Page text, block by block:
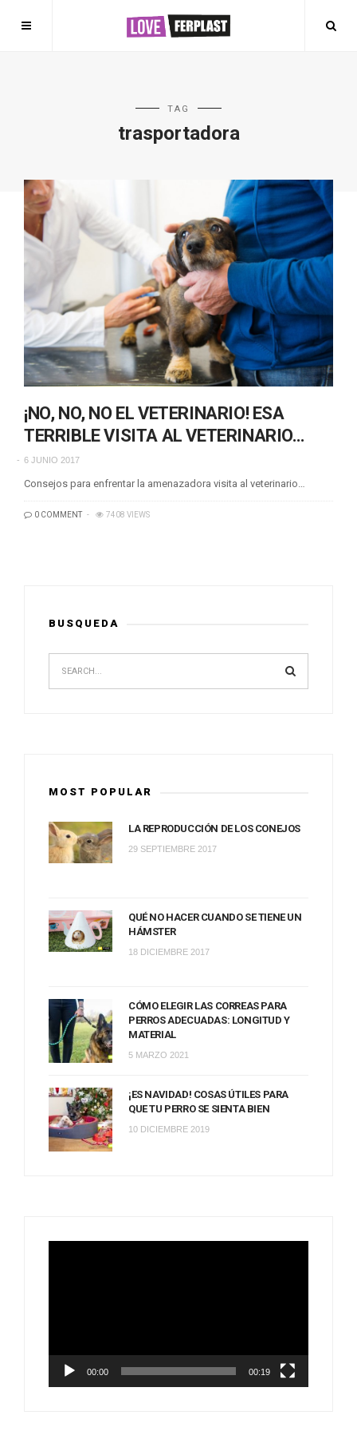
TAG
trasportadora
¡NO, NO, NO EL VETERINARIO! ESA
TERRIBLE VISITA AL VETERINARIO…
6 JUNIO 2017
Consejos para enfrentar la amenazadora visita al veterinario…
0 COMMENT 7408 VIEWS
BUSQUEDA
MOST POPULAR
LA REPRODUCCIÓN DE LOS CONEJOS
29 SEPTIEMBRE 2017
QUÉ NO HACER CUANDO SE TIENE UN
HÁMSTER
18 DICIEMBRE 2017
CÓMO ELEGIR LAS CORREAS PARA
PERROS ADECUADAS: LONGITUD Y
MATERIAL
5 MARZO 2021
¡ES NAVIDAD! COSAS ÚTILES PARA
QUE TU PERRO SE SIENTA BIEN
10 DICIEMBRE 2019
00:00 00:19